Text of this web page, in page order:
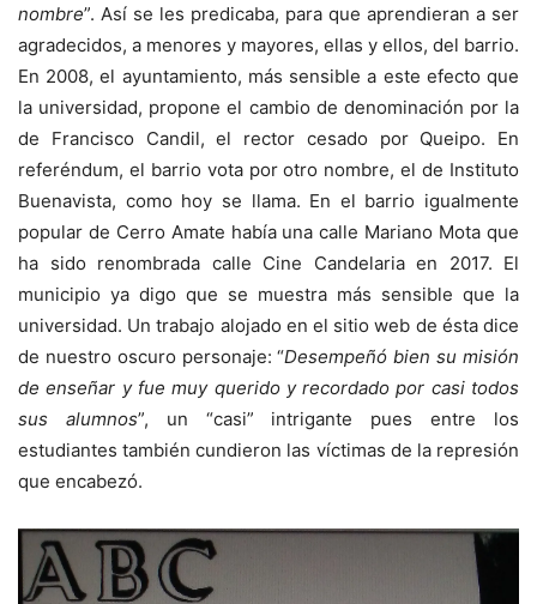
nombre”. Así se les predicaba, para que aprendieran a ser
agradecidos, a menores y mayores, ellas y ellos, del barrio.
En 2008, el ayuntamiento, más sensible a este efecto que
la universidad, propone el cambio de denominación por la
de Francisco Candil, el rector cesado por Queipo. En
referéndum, el barrio vota por otro nombre, el de Instituto
Buenavista, como hoy se llama. En el barrio igualmente
popular de Cerro Amate había una calle Mariano Mota que
ha sido renombrada calle Cine Candelaria en 2017. El
municipio ya digo que se muestra más sensible que la
universidad. Un trabajo alojado en el sitio web de ésta dice
de nuestro oscuro personaje: “Desempeñó bien su misión
de enseñar y fue muy querido y recordado por casi todos
sus alumnos”, un “casi” intrigante pues entre los
estudiantes también cundieron las víctimas de la represión
que encabezó.